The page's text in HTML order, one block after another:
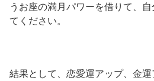
うお座の満月パワーを借りて、
てください。
結果として、恋愛運アップ、金